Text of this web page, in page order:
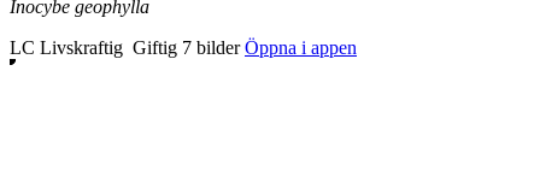
Inocybe geophylla
LC Livskraftig Giftig 7 bilder Öppna i appen